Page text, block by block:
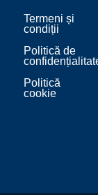
Termeni și
condiții
Politică de
Politică
cookie